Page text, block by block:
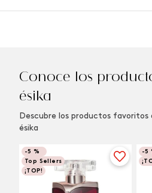
Conoce los
ésika
Descubre los productos favoritos
ésika
-5 %
Top Sellers
¡TOP!
-5